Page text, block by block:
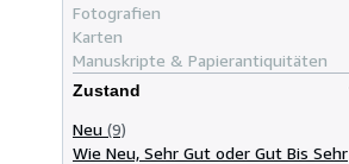
Fotografien
Karten
Manuskripte & Papierantiquitäten
Zustand
Neu (9)
Wie Neu, Sehr Gut oder Gut Bis Sehr